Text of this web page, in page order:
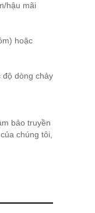
hậu mãi
hoặc
độ dòng chảy
bảo truyền
chúng tôi,